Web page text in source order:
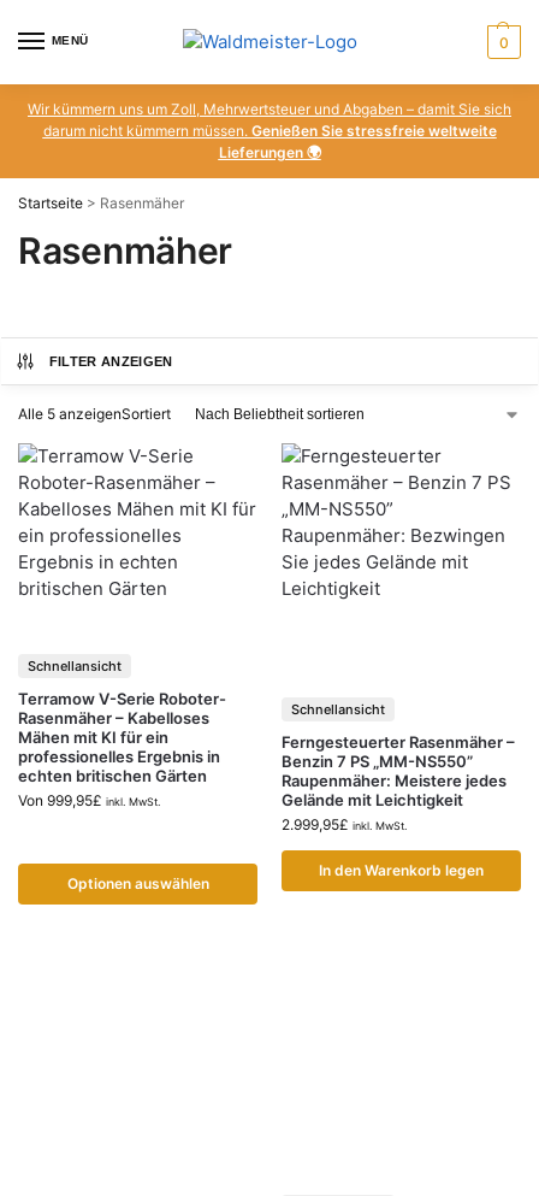
MENÜ 0
Wir kümmern uns um Zoll, Mehrwertsteuer und Abgaben – damit Sie sich
darum nicht kümmern müssen. Genießen Sie stressfreie weltweite
Lieferungen 🌍
Startseite > Rasenmäher
Rasenmäher
FILTER ANZEIGEN
Alle 5 anzeigenSortiert
Terramow V-Serie Roboter-
Rasenmäher – Kabelloses
Mähen mit KI für ein
professionelles Ergebnis in
echten britischen Gärten
Von 999,95£ inkl. MwSt.
Optionen auswählen
Schnellansicht
Ferngesteuerter Rasenmäher –
Benzin 7 PS „MM-NS550”
Raupenmäher: Meistere jedes
Gelände mit Leichtigkeit
2.999,95£ inkl. MwSt.
In den Warenkorb legen
Schnellansicht